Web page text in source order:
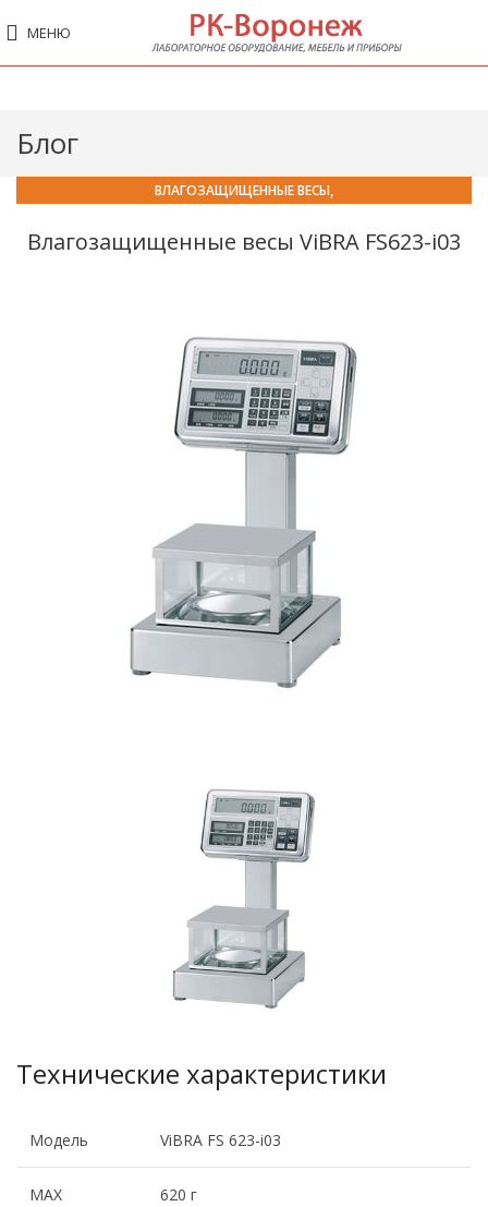
МЕНЮ
Блог
ВЛАГОЗАЩИЩЕННЫЕ ВЕСЫ,
Влагозащищенные весы ViBRA FS623-i03
Технические характеристики
Модель ViBRA FS 623-i03
MAX 620 г